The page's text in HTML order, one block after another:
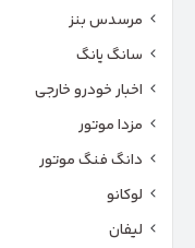
مرسدس بنز
سانگ یانگ
اخبار خودرو خارجی
مزدا موتور
دانگ فنگ موتور
لوکانو
لیفان